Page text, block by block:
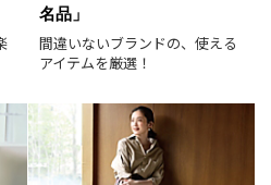
予約品
名品」
間違いないブランドの、使える
アイテムを厳選！